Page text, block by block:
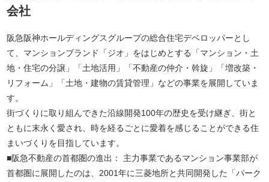
会社
阪急阪神ホールディングスグループの総合住宅デベロッパーとし
て、マンションブランド「ジオ」をはじめとする「マンション・土
地・住宅の分譲」「土地活用」「不動産の仲介・斡旋」「増改築・
リフォーム」「土地・建物の賃貸管理」などの事業を展開していま
す。
街づくりに取り組んできた沿線開発100年の歴史を受け継ぎ、街と
ともに末永く愛され、時を経るごとに愛着を感じることができる住
まいづくりを目指しています。
■阪急不動産の首都圏の進出： 主力事業であるマンション事業部が
首都圏に展開したのは、2001年に三菱地所と共同開発した「パーク